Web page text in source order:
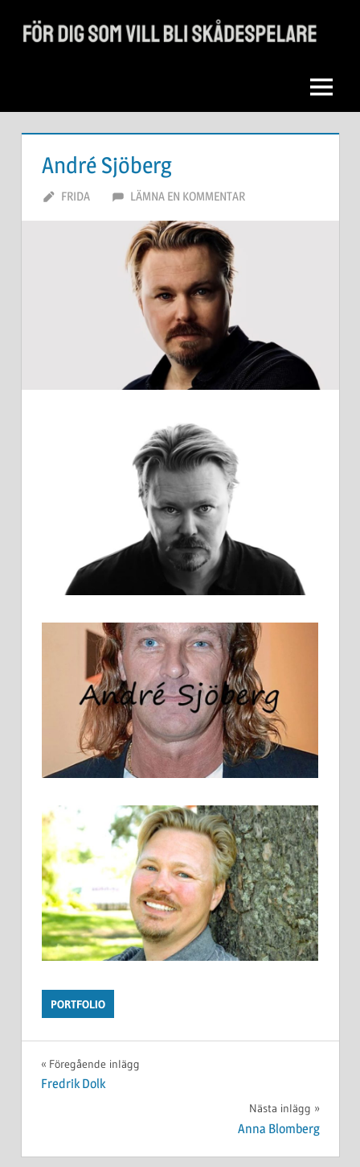
För
som
skådespelare
Meny
André Sjöberg
AUGUSTI 11, 2022
FRIDA LÄMNA EN KOMMENTAR
PORTFOLIO
Inläggsnavigering
Föregående inlägg
Fredrik Dolk
Nästa inlägg
Anna Blomberg